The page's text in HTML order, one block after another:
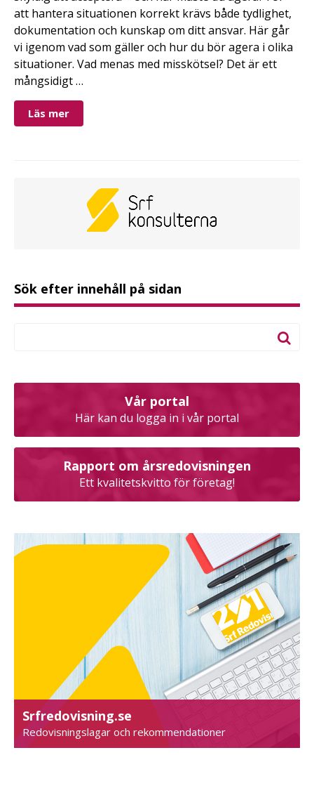
att hantera situationen korrekt krävs både tydlighet,
dokumentation och kunskap om ditt ansvar. Här går
vi igenom vad som gäller och hur du bör agera i olika
situationer. Vad menas med misskötsel? Det är ett
mångsidigt …
Läs mer
Sök efter innehåll på sidan
Vår portal
Här kan du logga in i vår portal
Rapport om årsredovisningen
Ett kvalitetskvitto för företag!
Srfredovisning.se
Redovisningslagar och rekommendationer